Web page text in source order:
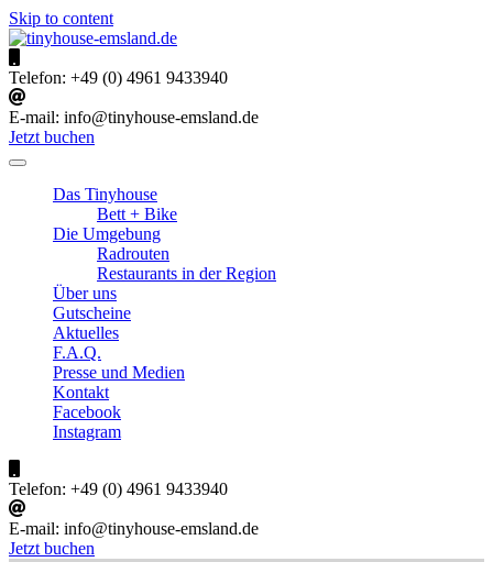
Skip to content
tinyhouse-emsland.de
Urlaub im Emsland
Telefon: +49 (0) 4961 9433940
E-mail: info@tinyhouse-emsland.de
Jetzt buchen
Das Tinyhouse
Bett + Bike
Die Umgebung
Radrouten
Restaurants in der Region
Über uns
Gutscheine
Aktuelles
F.A.Q.
Presse und Medien
Kontakt
Facebook
Instagram
Telefon: +49 (0) 4961 9433940
E-mail: info@tinyhouse-emsland.de
Jetzt buchen